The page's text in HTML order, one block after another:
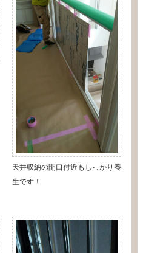
天井収納の開口付近もしっかり養
生です！